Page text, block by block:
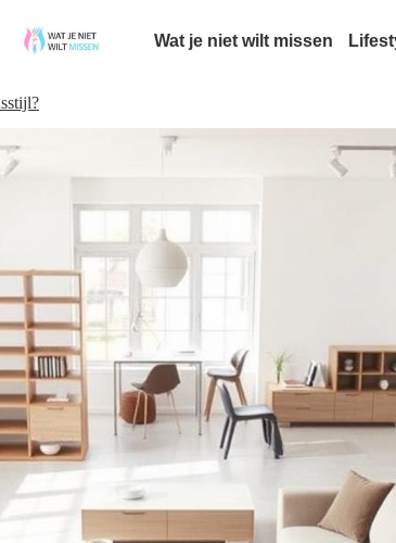
Wat je niet wilt missen